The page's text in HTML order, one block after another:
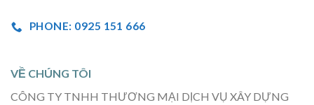
PHONE: 0925 151 666
VỀ CHÚNG TÔI
CÔNG TY TNHH THƯƠNG MẠI DỊCH VỤ XÂY DỰNG